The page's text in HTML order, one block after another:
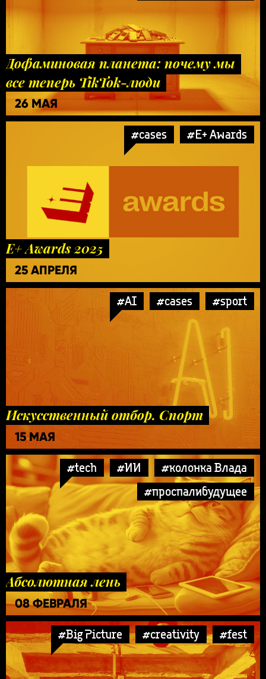
Дофаминовая планета: почему мы
все теперь TikTok-люди
26 МАЯ
#cases #E+ Awards
E+ Awards 2025
25 АПРЕЛЯ
#AI #cases #sport
Искусственный отбор. Спорт
15 МАЯ
#tech #ИИ
#колонка Влада
#проспалибудущее
Абсолютная лень
08 ФЕВРАЛЯ
#Big Picture #creativity #fest